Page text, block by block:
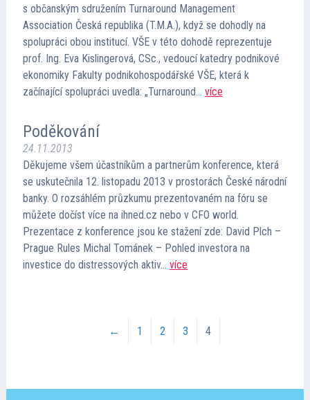
s občanským sdružením Turnaround Management
Association Česká republika (T.M.A.), když se dohodly na
spolupráci obou institucí. VŠE v této dohodě reprezentuje
prof. Ing. Eva Kislingerová, CSc., vedoucí katedry podnikové
ekonomiky Fakulty podnikohospodářské VŠE, která k
začínající spolupráci uvedla: „Turnaround… více
Poděkování
24.11.2013
Děkujeme všem účastníkům a partnerům konference, která
se uskutečnila 12. listopadu 2013 v prostorách České národní
banky. O rozsáhlém průzkumu prezentovaném na fóru se
můžete dočíst více na ihned.cz nebo v CFO world.
Prezentace z konference jsou ke stažení zde: David Plch –
Prague Rules Michal Tománek – Pohled investora na
investice do distressových aktiv… více
← 1 2 3 4